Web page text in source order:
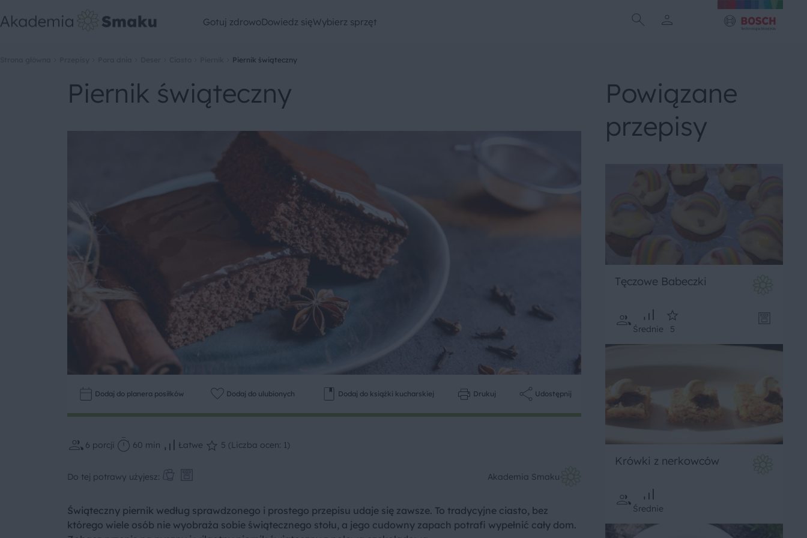
Gotuj zdrowoDowiedz sięWybierz sprzęt
Piernik świąteczny
Piernik świąteczny
Dodaj do planera posiłków Dodaj do ulubionych Dodaj do książki kucharskiej Drukuj Udostępnij
6 porcji 60 min Łatwe 5 (Liczba ocen: 1)
Do tej potrawy użyjesz: Akademia Smaku
Świąteczny piernik według sprawdzonego i prostego przepisu udaje się zawsze. To tradycyjne ciasto, bez
którego wiele osób nie wyobraża sobie świątecznego stołu, a jego cudowny zapach potrafi wypełnić cały dom.
Powiązane
przepisy
Tęczowe Babeczki
Średnie 5
Krówki z nerkowców
Średnie